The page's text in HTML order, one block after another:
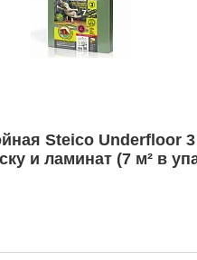
Steico Underfloor
и ламинат (7 м² в